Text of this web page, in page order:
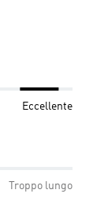
Eccellente
Troppo lungo